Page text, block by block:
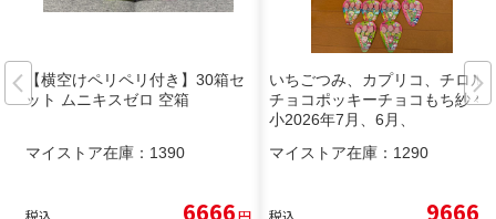
【横空けペリペリ付き】30箱セ
ット ムニキスゼロ 空箱
マイストア在庫： 1390
6666
いちごつみ、カプリコ、チロル
チョコポッキーチョコもち紗々
小2026年7月、6月、
マイストア在庫： 1290
9666